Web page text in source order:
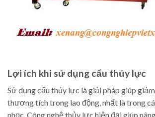
Lợi ích khi sử dụng cẩu thủy lực
Sử dụng cẩu thủy lực là giải pháp giúp
thương tích trong lao động, nhất là trong
nhọc. Công nghệ thủy lực hiện đại giúp